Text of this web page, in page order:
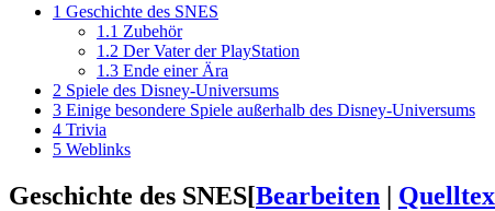
1 Geschichte des SNES
1.1 Zubehör
1.2 Der Vater der PlayStation
1.3 Ende einer Ära
2 Spiele des Disney-Universums
3 Einige besondere Spiele außerhalb des Disney-Universums
4 Trivia
5 Weblinks
Geschichte des SNES[Bearbeiten |